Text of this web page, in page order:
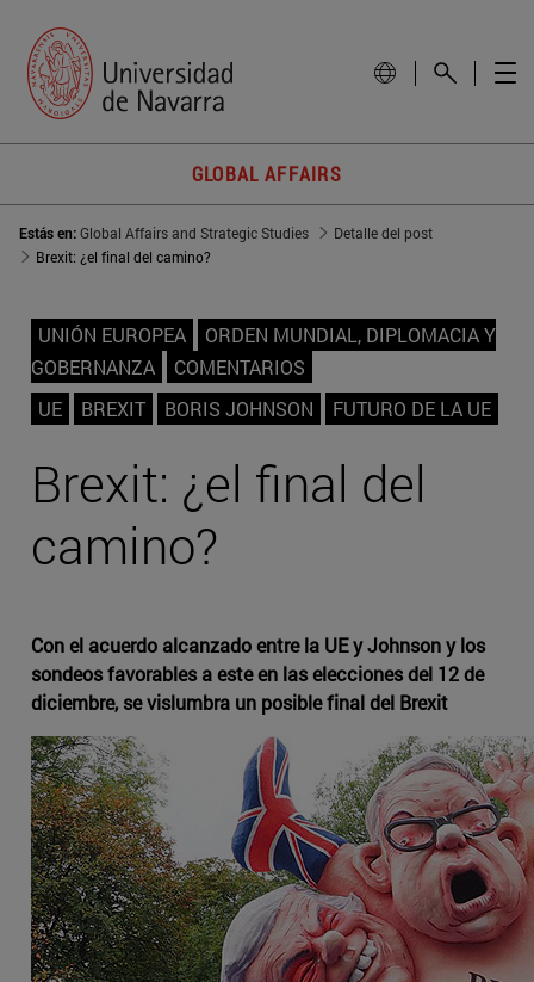
GLOBAL AFFAIRS
Estás en:Global Affairs and Strategic Studies
Detalle del post
Brexit: ¿el final del camino?
UNIÓN EUROPEA
ORDEN MUNDIAL, DIPLOMACIA Y
GOBERNANZA
COMENTARIOS
UE
BREXIT BORIS JOHNSON FUTURO DE LA UE
Brexit: ¿el final del
camino?
Con el acuerdo alcanzado entre la UE y Johnson y los
sondeos favorables a este en las elecciones del 12 de
diciembre, se vislumbra un posible final del Brexit